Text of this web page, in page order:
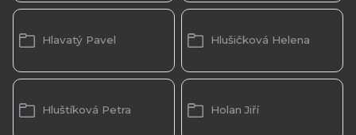
Hlavatý Pavel Hlušičková Helena
Hluštíková Petra Holan Jiří